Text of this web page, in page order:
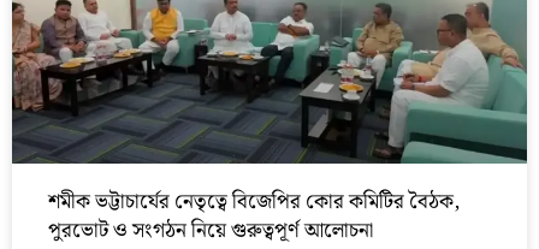
শমীক ভট্টাচার্যের নেতৃত্বে বিজেপির কোর কমিটির বৈঠক,
পুরভোট ও সংগঠন নিয়ে গুরুত্বপূর্ণ আলোচনা